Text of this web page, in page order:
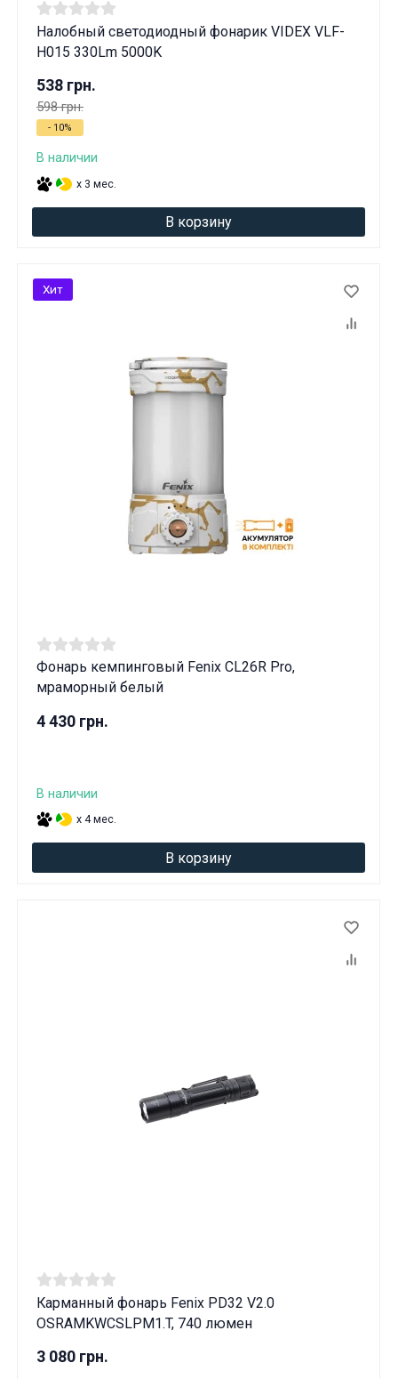
Налобный светодиодный фонарик VIDEX VLF-
H015 330Lm 5000K
538 грн.
598 грн.
- 10%
В наличии
x 3 мес.
В корзину
Фонарь кемпинговый Fenix CL26R Pro,
мраморный белый
4 430 грн.
В наличии
x 4 мес.
В корзину
Хит
Карманный фонарь Fenix PD32 V2.0
OSRAMKWCSLPM1.T, 740 люмен
3 080 грн.